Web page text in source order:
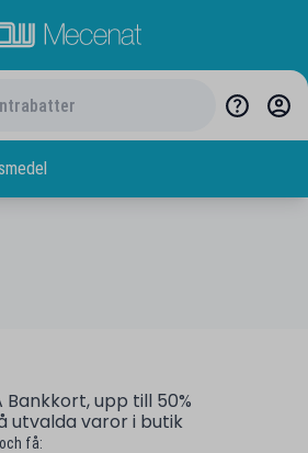
upp till 50%
utvalda varor i butik
få: